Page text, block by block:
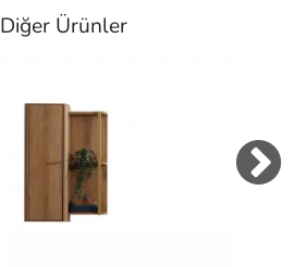
Diğer Ürünler